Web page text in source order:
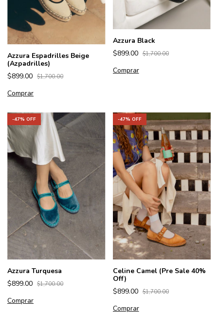
Azzura Espadrilles Beige
(Azpadrilles)
$899.00 $1,700.00
Comprar
Azzura Black
$899.00 $1,700.00
Comprar
-47% OFF
Azzura Turquesa
$899.00 $1,700.00
Comprar
-47% OFF
Celine Camel (Pre Sale 40%
Off)
$899.00 $1,700.00
Comprar